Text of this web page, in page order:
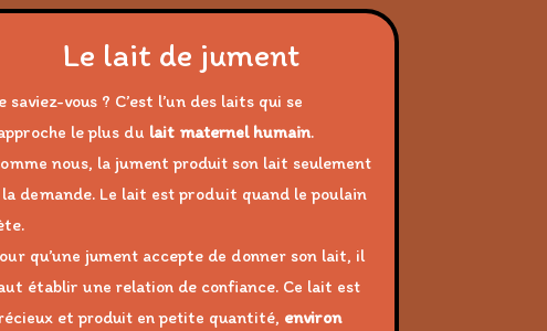
Le lait de jument
saviez-vous ? C’est l’un des laits qui se
le plus du lait maternel humain.
nous, la jument produit son lait seulement
la demande. Le lait est produit quand le poulain
qu’une jument accepte de donner son lait, il
établir une relation de confiance. Ce lait est
et produit en petite quantité, environ